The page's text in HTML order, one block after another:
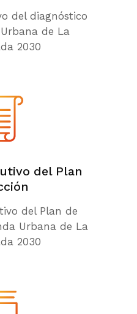
del diagnóstico
de La
2030
del Plan
del Plan de
Urbana de La
2030